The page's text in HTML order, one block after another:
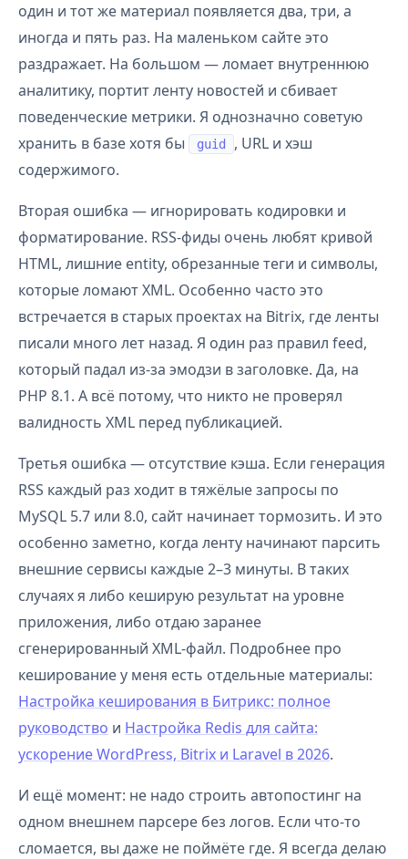
один и тот же материал появляется два, три, а
иногда и пять раз. На маленьком сайте это
раздражает. На большом — ломает внутреннюю
аналитику, портит ленту новостей и сбивает
поведенческие метрики. Я однозначно советую
хранить в базе хотя бы
guid
, URL и хэш
содержимого.
Вторая ошибка — игнорировать кодировки и
форматирование. RSS-фиды очень любят кривой
HTML, лишние entity, обрезанные теги и символы,
которые ломают XML. Особенно часто это
встречается в старых проектах на Bitrix, где ленты
писали много лет назад. Я один раз правил feed,
который падал из-за эмодзи в заголовке. Да, на
PHP 8.1. А всё потому, что никто не проверял
валидность XML перед публикацией.
Третья ошибка — отсутствие кэша. Если генерация
RSS каждый раз ходит в тяжёлые запросы по
MySQL 5.7 или 8.0, сайт начинает тормозить. И это
особенно заметно, когда ленту начинают парсить
внешние сервисы каждые 2–3 минуты. В таких
случаях я либо кеширую результат на уровне
приложения, либо отдаю заранее
сгенерированный XML-файл. Подробнее про
кеширование у меня есть отдельные материалы:
Настройка кеширования в Битрикс: полное
руководство и Настройка Redis для сайта:
ускорение WordPress, Bitrix и Laravel в 2026.
И ещё момент: не надо строить автопостинг на
одном внешнем парсере без логов. Если что-то
сломается, вы даже не поймёте где. Я всегда делаю